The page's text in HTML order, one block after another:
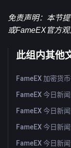
免责声明：本节
或FameEX官方观
此组内其他